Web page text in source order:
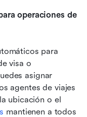
operaciones de
para
asignar
agentes de viajes
ubicación o el
mantienen a todos